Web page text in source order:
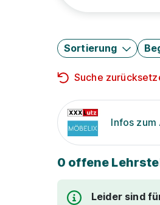
Sortierung
Suche
Infos zum
0 offene
Leider sind